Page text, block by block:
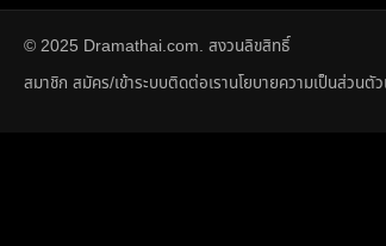
© 2025 Dramathai.com. สงวนลิขสิทธิ์
สมาชิก สมัคร/เข้าระบบติดต่อเรานโยบายความเป็นส่วนตัว